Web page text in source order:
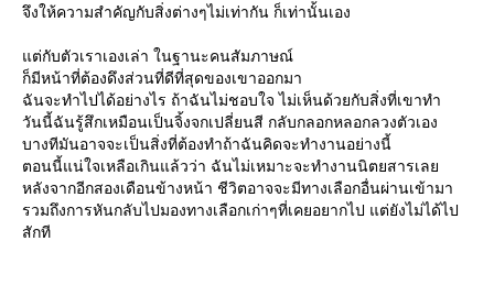
จึงให้ความสำคัญกับสิ่งต่างๆไม่เท่ากัน ก็เท่านั้นเอง
ต่กับตัวเราเองเล่า ในฐานะคนสัมภาษณ์
ก็มีหน้าที่ต้องดึงส่วนที่ดีที่สุดของเขาออกมา
ฉันจะทำไปได้อย่างไร ถ้าฉันไม่ชอบใจ ไม่เห็นด้วยกับสิ่งที่เขาทำ
วันนี้ฉันรู้สึกเหมือนเป็นจิ้งจกเปลี่ยนสี กลับกลอกหลอกลวงตัวเอง
บางทีมันอาจจะเป็นสิ่งที่ต้องทำถ้าฉันคิดจะทำงานอย่างนี้
ตอนนี้แน่ใจเหลือเกินแล้วว่า ฉันไม่เหมาะจะทำงานนิตยสารเล
หลังจากอีกสองเดือนข้างหน้า ชีวิตอาจจะมีทางเลือกอื่นผ่านเข้ามา
รวมถึงการหันกลับไปมองทางเลือกเก่าๆที่เคยอยากไป แต่ยังไม่ได้ไป
สักที